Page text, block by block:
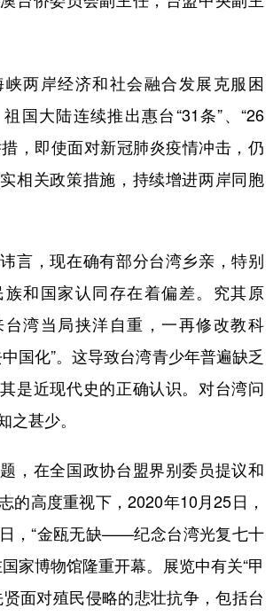
岸经济和社会融合发展克服困
国大陆连续推出惠台“31条”、“26
措，即使面对新冠肺炎疫情冲击，仍
相关政策措施，持续增进两岸同胞
，现在确有部分台湾乡亲，特别
和国家认同存在着偏差。究其原
湾当局挟洋自重，一再修改教科
国化”。这导致台湾青少年普遍缺乏
是近现代史的正确认识。对台湾问
之甚少。
在全国政协台盟界别委员提议和
的高度重视下，2020年10月25日，
，“金瓯无缺——纪念台湾光复七十
家博物馆隆重开幕。展览中有关“甲
面对殖民侵略的悲壮抗争，包括台